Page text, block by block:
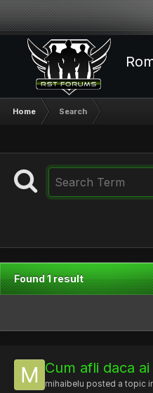
Home Search
Found 1 result
Cum afli daca
mihaibelu posted a topic